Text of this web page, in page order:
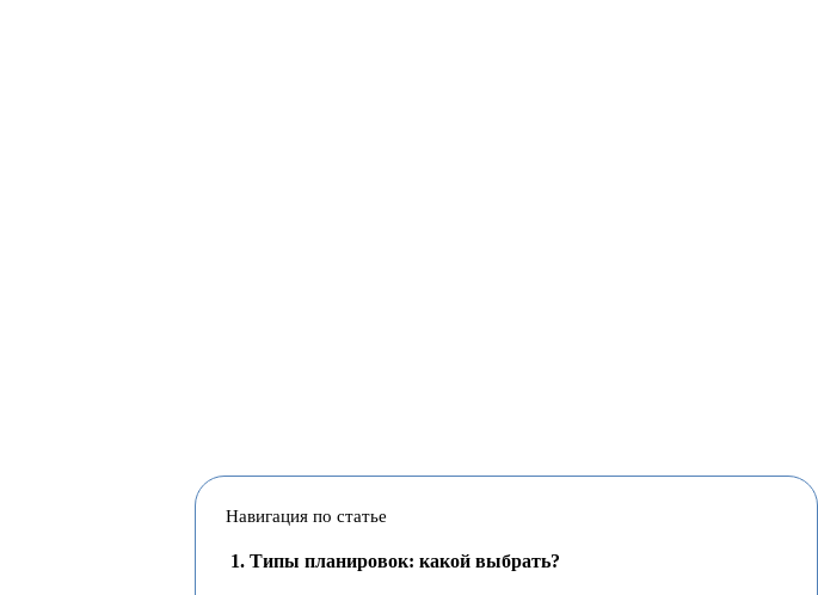
Навигация по статье
Типы планировок: какой выбрать?